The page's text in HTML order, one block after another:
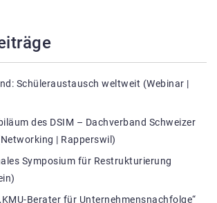
Schüleraustausch weltweit (Webinar |
des DSIM – Dachverband Schweizer
| Rapperswil)
Symposium für Restrukturierung
Berater für Unternehmensnachfolge“